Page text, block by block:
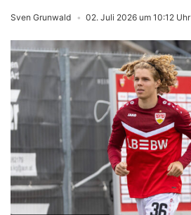
Sven Grunwald 02. Juli 2026 um 10:12 Uhr